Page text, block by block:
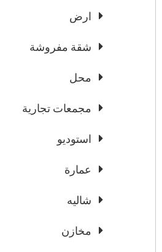
ارض
شقة مفروشة
محل
مجمعات تجارية
استوديو
عمارة
شاليه
مخازن